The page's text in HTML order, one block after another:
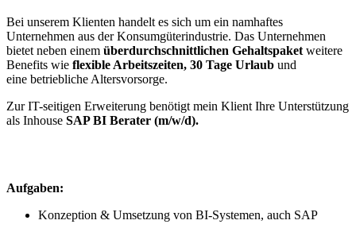
Bei unserem Klienten handelt es sich um ein namhaftes
Unternehmen aus der Konsumgüterindustrie. Das Unternehmen
bietet neben einem überdurchschnittlichen Gehaltspaket weitere
Benefits wie flexible Arbeitszeiten, 30 Tage Urlaub und
eine betriebliche Altersvorsorge.
Zur IT-seitigen Erweiterung benötigt mein Klient Ihre Unterstützung
als Inhouse SAP BI Berater (m/w/d).
Aufgaben:
Konzeption & Umsetzung von BI-Systemen, auch SAP